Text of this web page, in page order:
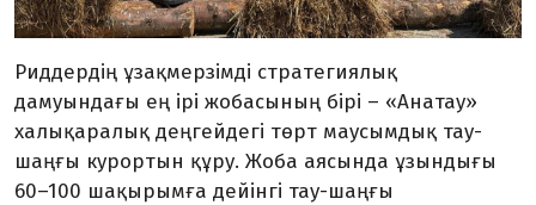
Риддердің ұзақмерзімді стратегиялық
дамуындағы ең ірі жобасының бірі – «Анатау»
халықаралық деңгейдегі төрт маусымдық тау-
шаңғы курор­тын құру. Жоба аясында ұзын­дығы
60–100 шақырымға дей­інгі тау-шаңғы